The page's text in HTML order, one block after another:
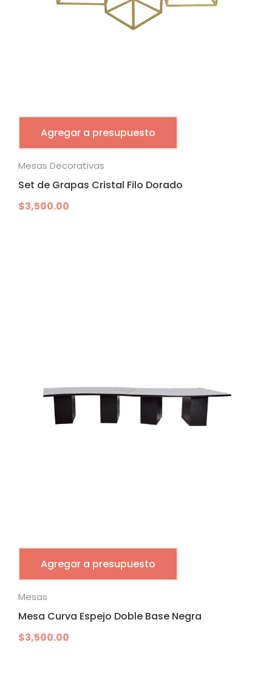
Agregar a presupuesto
Mesas Decorativas
Set de Grapas Cristal Filo Dorado
$3,500.00
Agregar a presupuesto
Mesas
Mesa Curva Espejo Doble Base Negra
$3,500.00